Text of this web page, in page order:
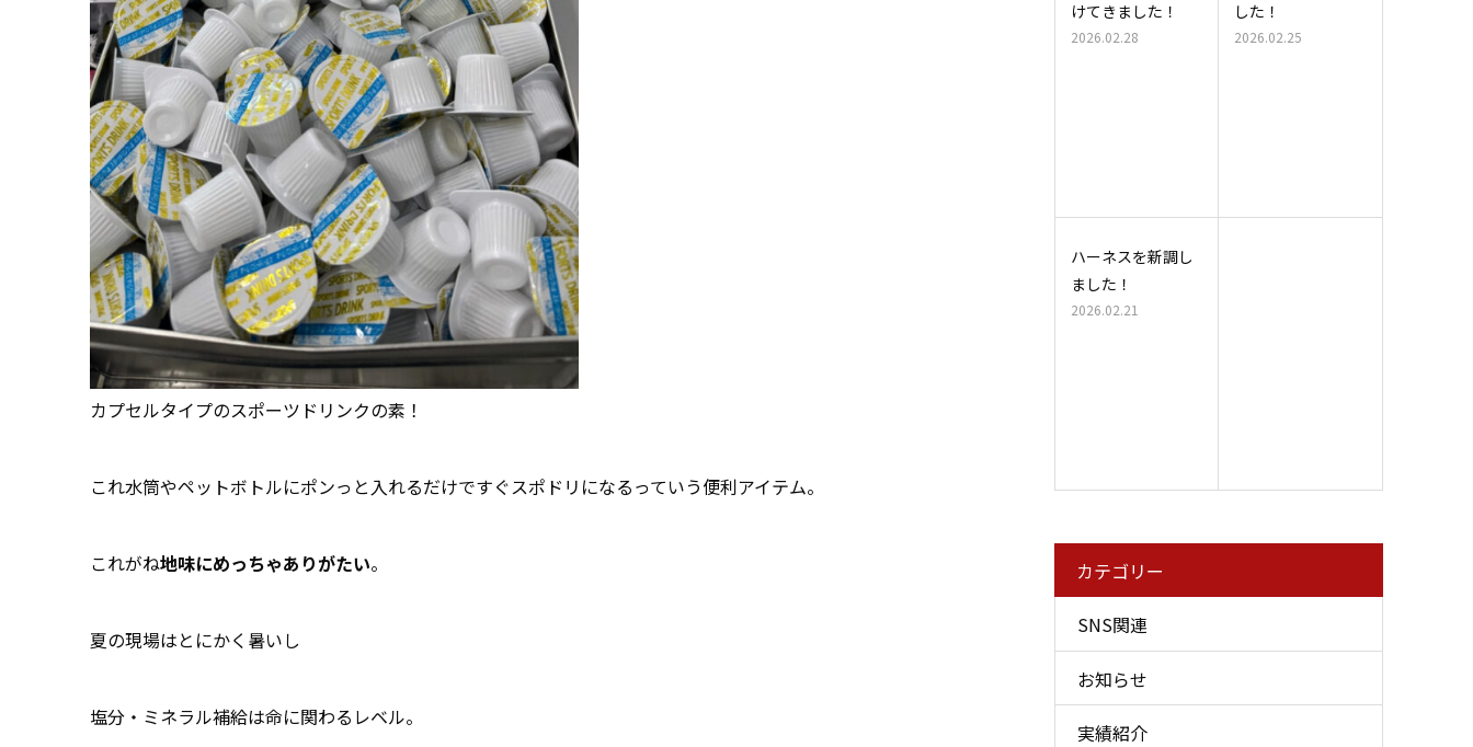
カプセルタイプのスポーツドリンクの素！
これ水筒やペットボトルにポンっと入れるだけですぐスポドリになるっていう便利アイテム。
これがね地味にめっちゃありがたい。
夏の現場はとにかく暑いし
塩分・ミネラル補給は命に関わるレベル。
けてきました！
2026.02.28
した！
2026.02.25
ハーネスを新調し
ました！
2026.02.21
カテゴリー
SNS関連
お知らせ
実績紹介